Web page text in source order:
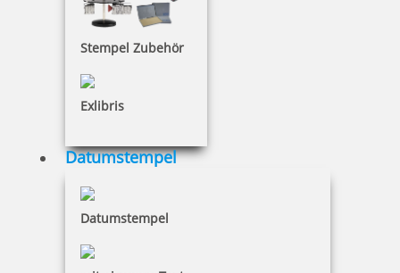
Stempel Zubehör
Exlibris
Datumstempel
Datumstempel
24,28 €
Jetzt gestalten
Pocket Printy 9511 Tauchstempel 59 Taucherstempel Seerobbe